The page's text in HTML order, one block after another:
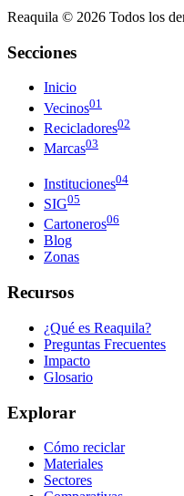
Reaquila © 2026 Todos los
Secciones
Inicio
Vecinos01
Recicladores02
Marcas03
Instituciones04
SIG05
Cartoneros06
Blog
Zonas
Recursos
¿Qué es Reaquila?
Preguntas Frecuentes
Impacto
Glosario
Explorar
Cómo reciclar
Materiales
Sectores